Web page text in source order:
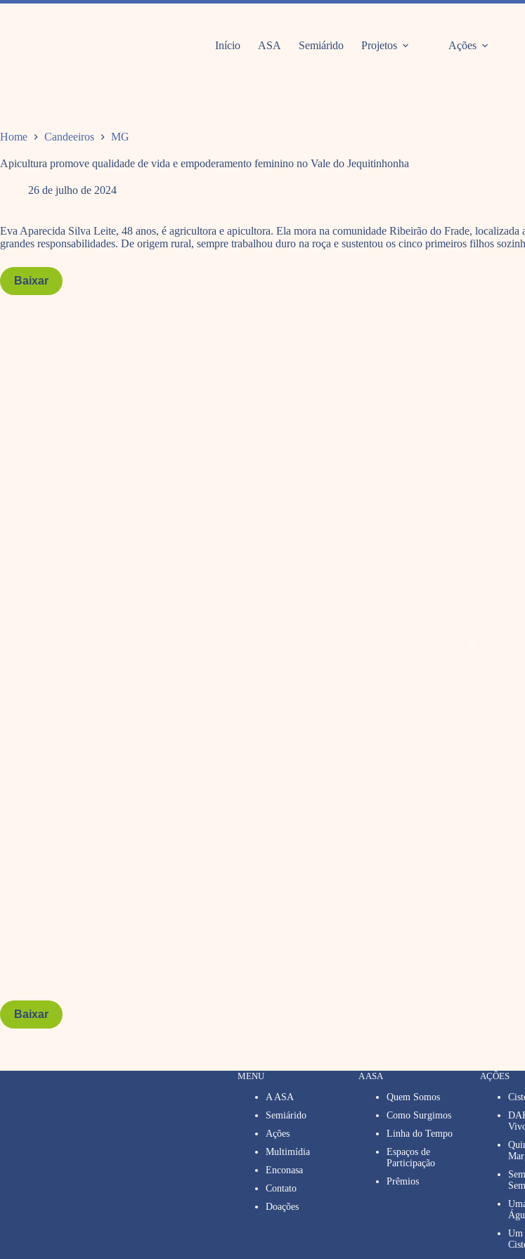
Pular
Início ASA Semiárido Projetos Ações
Home Candeeiros MG
Apicultura promove qualidade de vida e empoderamento feminino no Vale do Jequitinhonha
26 de julho de 2024
Eva Aparecida Silva Leite, 48 anos, é agricultora e apicultora. Ela mora na comunidade Ribeirão do Frade,
grandes responsabilidades. De origem rural, sempre trabalhou duro na roça e sustentou os cinco primeiros filhos
Baixar
Baixar
MENU
A ASA
Semiárido
Ações
Multimídia
Enconasa
Contato
Doações
A ASA
Quem Somos
Como Surgimos
Linha do Tempo
Espaços de
Participação
Prêmios
AÇÕES
Um